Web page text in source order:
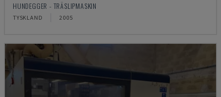
HUNDEGGER - TRÄSLIPMASKIN
TYSKLAND 2005